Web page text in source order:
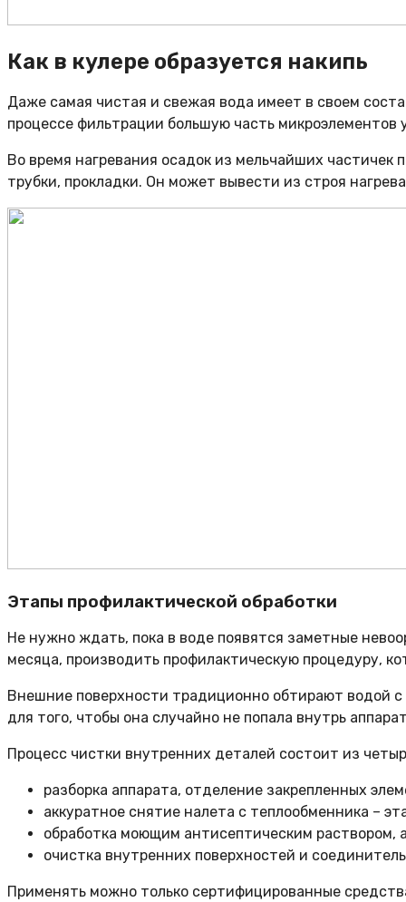
Как в кулере образуется накипь
Даже самая чистая и свежая вода имеет в своем
процессе фильтрации большую часть
Во время нагревания осадок из мельчайших частичек
трубки, прокладки. Он может вывести из строя
Этапы профилактической обработки
Не нужно ждать, пока в воде появятся заметные
месяца, производить профилактическую процедуру,
Внешние поверхности традиционно обтирают водой
для того, чтобы она случайно не попала внутрь
Процесс чистки внутренних деталей состоит из
разборка аппарата, отделение закрепленных
аккуратное снятие налета с теплообменника –
обработка моющим антисептическим раствором,
очистка внутренних поверхностей и
Применять можно только сертифицированные